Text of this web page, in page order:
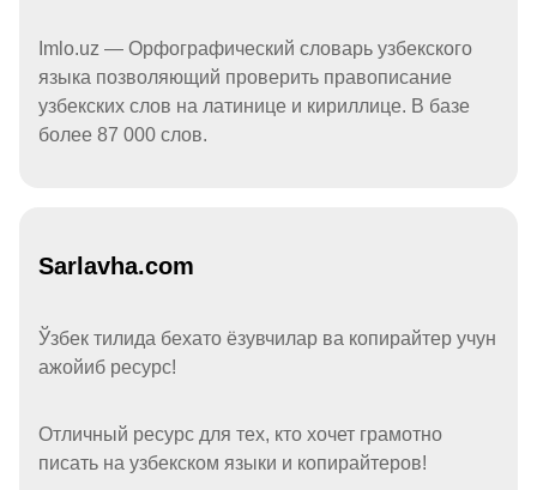
Imlo.uz — Орфографический словарь узбекского
языка позволяющий проверить правописание
узбекских слов на латинице и кириллице. В базе
более 87 000 слов.
Sarlavha.com
Ўзбек тилида бехато ёзувчилар ва копирайтер учун
ажойиб ресурс!
Отличный ресурс для тех, кто хочет грамотно
писать на узбекском языки и копирайтеров!